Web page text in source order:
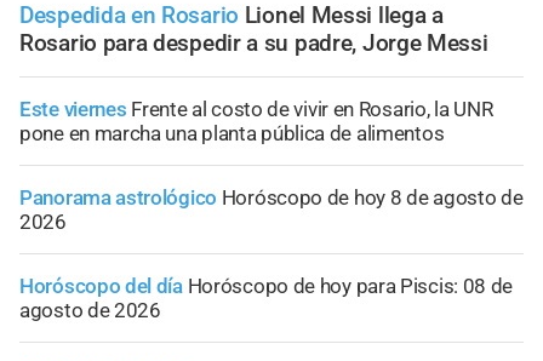
Despedida en Rosario Lionel Messi llega a
Rosario para despedir a su padre, Jorge Messi
Este viernes Frente al costo de vivir en Rosario, la UNR
pone en marcha una planta pública de alimentos
Panorama astrológico Horóscopo de hoy 8 de agosto de
2026
Horóscopo del día Horóscopo de hoy para Piscis: 08 de
agosto de 2026